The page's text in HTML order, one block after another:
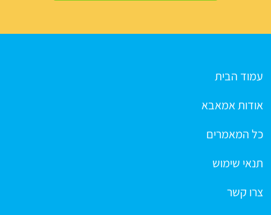
עמוד הבית
אודות אמאבא
כל המאמרים
תנאי שימוש
צרו קשר